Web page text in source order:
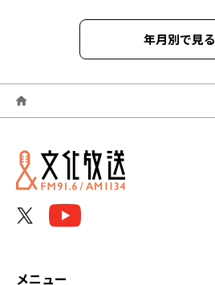
年月別で見る
2026年04月
2026年03月
2026年02月
メニュー